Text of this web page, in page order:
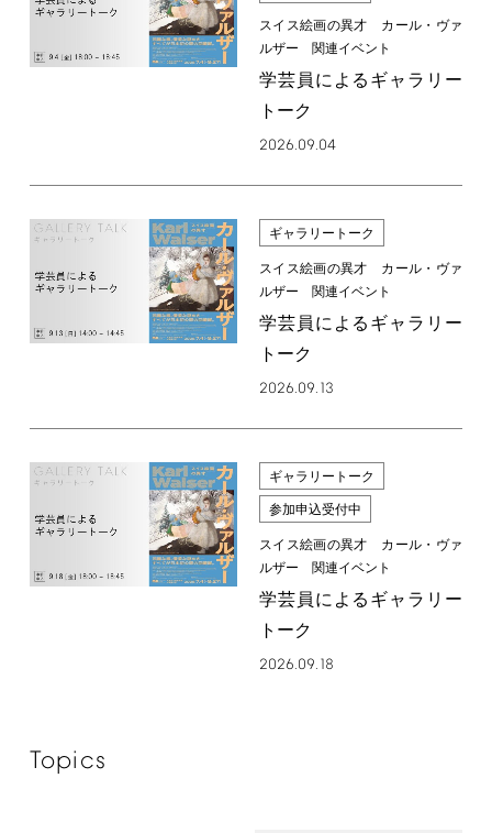
スイス絵画の異才 カール・ヴァ
ルザー 関連イベント
学芸員によるギャラリー
トーク
2026.09.04
ギャラリートーク
スイス絵画の異才 カール・ヴァ
ルザー 関連イベント
学芸員によるギャラリー
トーク
2026.09.13
ギャラリートーク
参加申込受付中
スイス絵画の異才 カール・ヴァ
ルザー 関連イベント
学芸員によるギャラリー
トーク
2026.09.18
Topics